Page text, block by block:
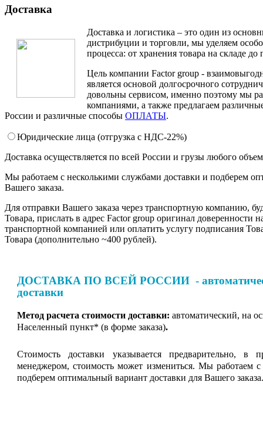
Доставка
Доставка и логистика – это один из
дистрибуции и торговли, мы уделяем
процесса: от хранения товара на складе до
Цель компании Factor group -
является основой долгосрочного
довольны сервисом, именно поэтому мы
компаниями, а также предлагаем
России и различные способы ОПЛАТЫ.
Юридические лица (отгрузка c НДС-22%)
Доставка осуществляется по всей России и грузы любого
Мы работаем с несколькими службами доставки и подберем
Вашего заказа.
Для отправки Вашего заказа через транспортную компанию,
Товара, прислать в адрес Factor group оригинал доверенности
транспортной компанией или оплатить услугу подписания
Товара (дополнительно ~400 рублей).
ДОСТАВКА ПО ВСЕЙ РОССИИ -
доставки
Метод расчета стоимости доставки: автоматический, на
Населенный пункт* (в форме заказа).
Стоимость доставки указывается предварительно, в
менеджером, стоимость может измениться. Мы работаем
подберем оптимальный вариант доставки для Вашего заказа.